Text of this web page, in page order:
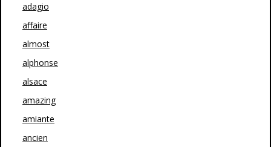
adagio
affaire
almost
alphonse
alsace
amazing
amiante
ancien